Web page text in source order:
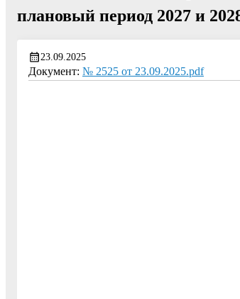
плановый период 2027 и
23.09.2025
Документ: № 2525 от 23.09.2025.pdf